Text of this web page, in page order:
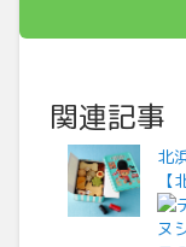
関連記事
北
【